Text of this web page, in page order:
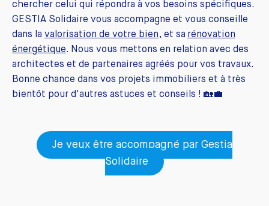
chercher celui qui répondra à vos besoins spécifiques.
GESTIA Solidaire vous accompagne et vous conseille
dans la valorisation de votre bien, et sa rénovation
énergétique. Nous vous mettons en relation avec des
architectes et de partenaires agréés pour vos travaux.
Bonne chance dans vos projets immobiliers et à très
bientôt pour d'autres astuces et conseils ! 🏡💼
Je veux être accompagné par Gestia
Solidaire